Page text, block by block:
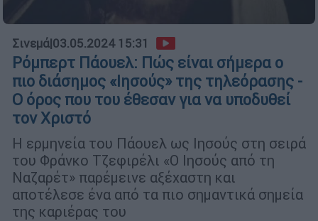
Σινεμά|03.05.2024 15:31
Ρόμπερτ Πάουελ: Πώς είναι σήμερα ο
πιο διάσημος «Ιησούς» της τηλεόρασης -
Ο όρος που του έθεσαν για να υποδυθεί
τον Χριστό
Η ερμηνεία του Πάουελ ως Ιησούς στη σειρά
του Φράνκο Τζεφιρέλι «Ο Ιησούς από τη
Ναζαρέτ» παρέμεινε αξέχαστη και
αποτέλεσε ένα από τα πιο σημαντικά σημεία
της καριέρας του